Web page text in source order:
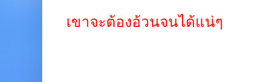
เขาจะต้องอ้วนจนได้แน่ๆ